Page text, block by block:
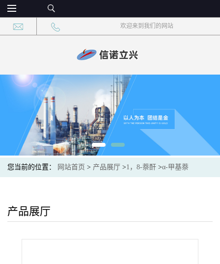
欢迎来到我们的网站
您当前的位置： 网站首页 > 产品展厅 >1，8-萘酐 >α-甲基萘
产品展厅